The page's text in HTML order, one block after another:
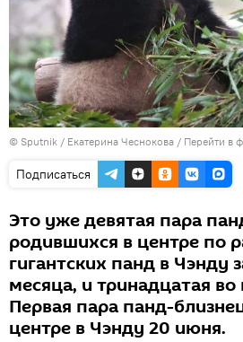
© Sputnik / Екатерина Чеснокова / Перейти в
Подписаться
Это уже девятая пара
родившихся в центре по
гигантских панд в Чэнду
месяца, и тринадцатая во
Первая пара панд-
центре в Чэнду 20 июня.